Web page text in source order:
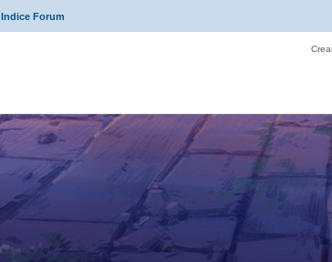
Indice Forum